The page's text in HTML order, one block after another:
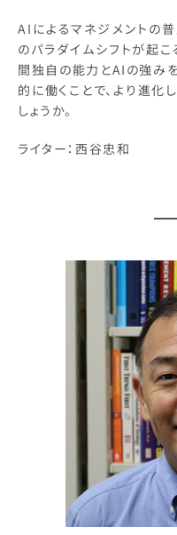
AIによるマネジメントの
のパラダイムシフトが起
間独自の能力とAIの強み
的に働くことで、より進
しょうか。
ライター：西谷忠和